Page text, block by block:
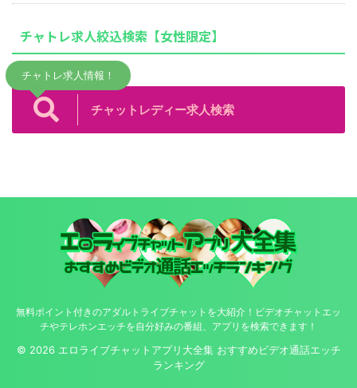
チャトレ求人絞込検索【女性限定】
チャトレ求人情報！
チャットレディー求人検索
無料ポイント付きのアダルトライブチャットを大紹介！ビデオチャットエッ
チやテレホンエッチを自分好みの番組、アプリを検索できます！
© 2026 エロライブチャットアプリ大全集 おすすめビデオ通話エッチ
ランキング